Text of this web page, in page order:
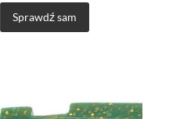
Sprawdź sam